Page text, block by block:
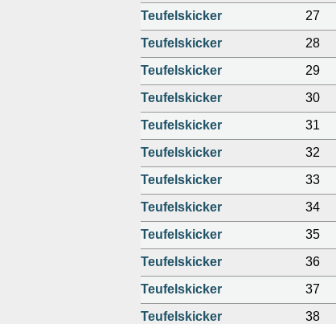
Teufelskicker
27
Teufelskicker
28
Teufelskicker
29
Teufelskicker
30
Teufelskicker
31
Teufelskicker
32
Teufelskicker
33
Teufelskicker
34
Teufelskicker
35
Teufelskicker
36
Teufelskicker
37
Teufelskicker
38